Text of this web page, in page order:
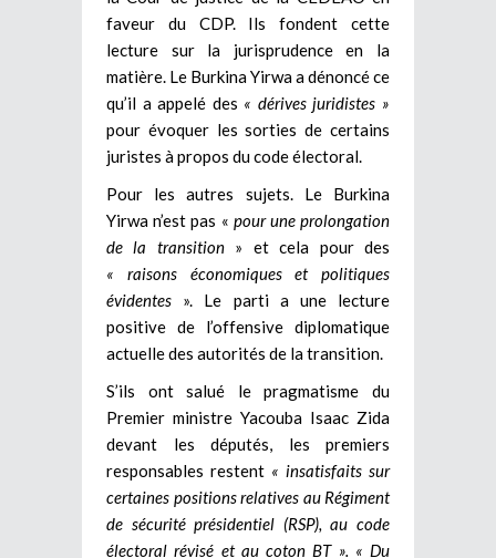
faveur du CDP. Ils fondent cette
lecture sur la jurisprudence en la
matière. Le Burkina Yirwa a dénoncé ce
qu’il a appelé des « dérives juridistes »
pour évoquer les sorties de certains
juristes à propos du code électoral.
Pour les autres sujets. Le Burkina
Yirwa n’est pas « pour une prolongation
de la transition » et cela pour des
« raisons économiques et politiques
évidentes ». Le parti a une lecture
positive de l’offensive diplomatique
actuelle des autorités de la transition.
S’ils ont salué le pragmatisme du
Premier ministre Yacouba Isaac Zida
devant les députés, les premiers
responsables restent « insatisfaits sur
certaines positions relatives au Régiment
de sécurité présidentiel (RSP), au code
électoral révisé et au coton BT ». « Du